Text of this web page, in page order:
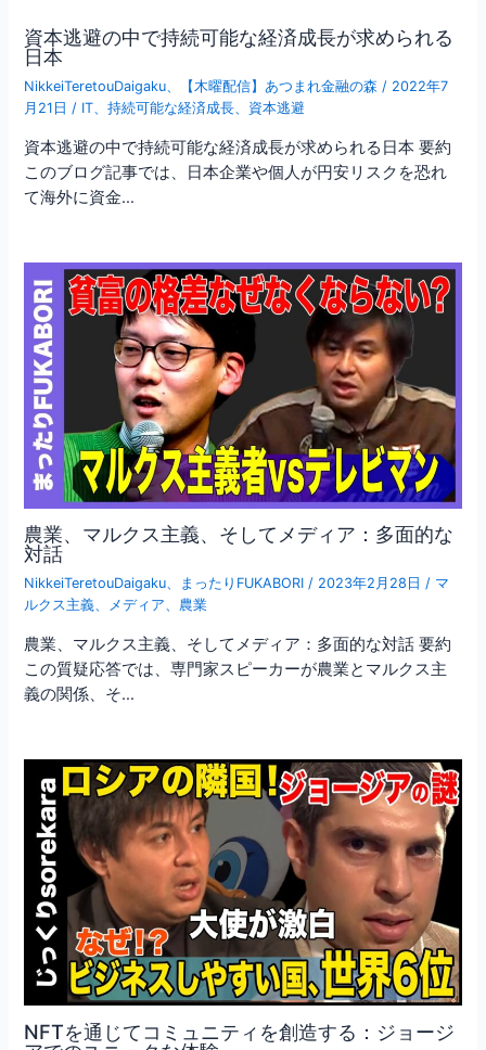
資本逃避の中で持続可能な経済成長が求められる
日本
NikkeiTeretouDaigaku、 【木曜配信】あつまれ金融の森 / 2022年7
月21日 / IT、持続可能な経済成長、 資本逃避
資本逃避の中で持続可能な経済成長が求められる日本 要約
このブログ記事では、日本企業や個人が円安リスクを恐れ
て海外に資金…
農業、マルクス主義、そしてメディア：多面的な
対話
NikkeiTeretouDaigaku、 まったりFUKABORI / 2023年2月28日 / マ
ルクス主義、 メディア、 農業
農業、マルクス主義、そしてメディア：多面的な対話 要約
この質疑応答では、専門家スピーカーが農業とマルクス主
義の関係、そ…
NFTを通じてコミュニティを創造する：ジョージ